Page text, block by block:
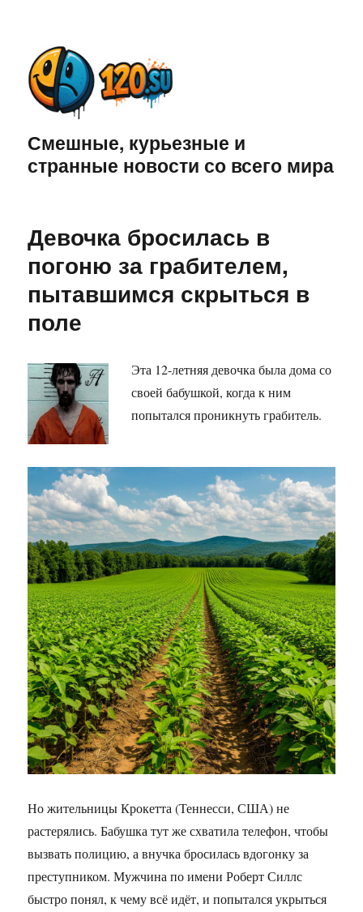
Смешные, курьезные и
странные новости со всего мира
Девочка бросилась в
погоню за грабителем,
пытавшимся скрыться в
поле
Эта 12-летняя девочка была дома со
своей бабушкой, когда к ним
попытался проникнуть грабитель.
Но жительницы Крокетта (Теннесси, США) не
растерялись. Бабушка тут же схватила телефон, чтобы
вызвать полицию, а внучка бросилась вдогонку за
преступником. Мужчина по имени Роберт Силлс
быстро понял, к чему всё идёт, и попытался укрыться